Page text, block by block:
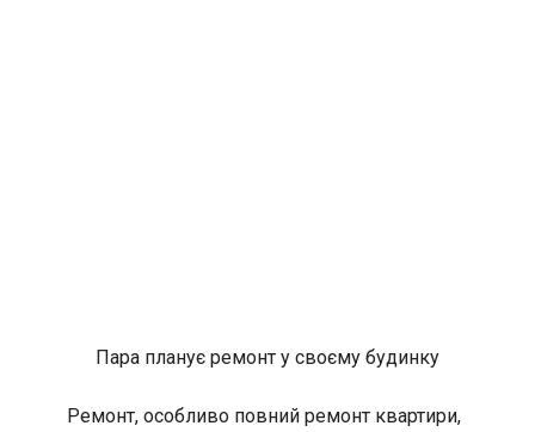
Пара планує ремонт у своєму будинку
Ремонт, особливо повний ремонт квартири,